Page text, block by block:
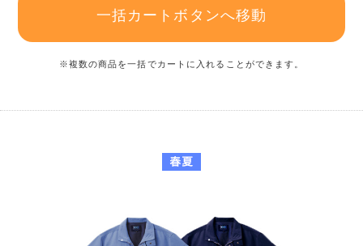
一括カートボタンへ移動
※複数の商品を一括でカートに入れることができます。